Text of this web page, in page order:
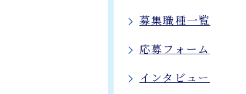
募集職種一覧
応募フォーム
インタビュー